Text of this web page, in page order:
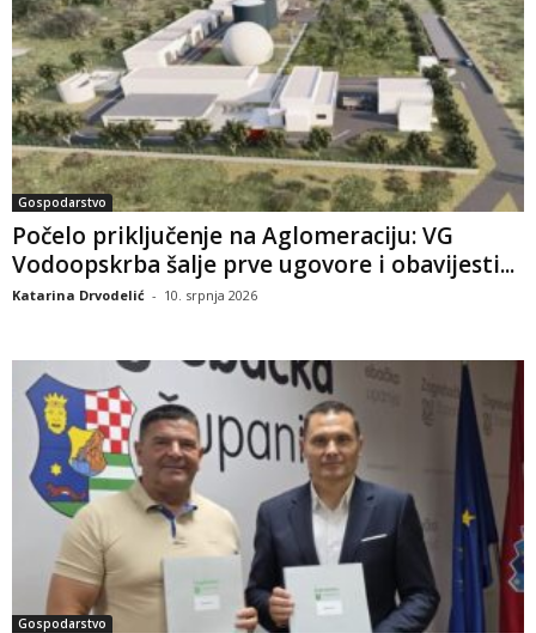
Gospodarstvo
Počelo priključenje na Aglomeraciju: VG
Vodoopskrba šalje prve ugovore i obavijesti...
Katarina Drvodelić - 10. srpnja 2026
Gospodarstvo